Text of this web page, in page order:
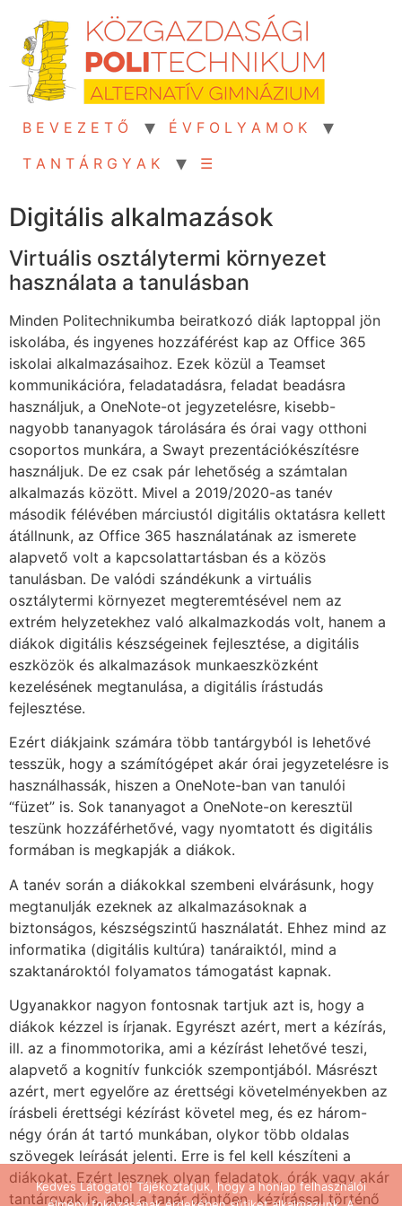
content
B E V E Z E T Ő
É V F O L Y A M O K
T A N T Á R G Y A K
☰
Digitális alkalmazások
Virtuális osztálytermi környezet
használata a tanulásban
Minden Politechnikumba beiratkozó diák laptoppal jön
iskolába, és ingyenes hozzáférést kap az Office 365
iskolai alkalmazásaihoz. Ezek közül a Teamset
kommunikációra, feladatadásra, feladat beadásra
használjuk, a OneNote-ot jegyzetelésre, kisebb-
nagyobb tananyagok tárolására és órai vagy otthoni
csoportos munkára, a Swayt prezentációkészítésre
használjuk. De ez csak pár lehetőség a számtalan
alkalmazás között. Mivel a 2019/2020-as tanév
második félévében márciustól digitális oktatásra kellett
átállnunk, az Office 365 használatának az ismerete
alapvető volt a kapcsolattartásban és a közös
tanulásban. De valódi szándékunk a virtuális
osztálytermi környezet megteremtésével nem az
extrém helyzetekhez való alkalmazkodás volt, hanem a
diákok digitális készségeinek fejlesztése, a digitális
eszközök és alkalmazások munkaeszközként
kezelésének megtanulása, a digitális írástudás
fejlesztése.
Ezért diákjaink számára több tantárgyból is lehetővé
tesszük, hogy a számítógépet akár órai jegyzetelésre is
használhassák, hiszen a OneNote-ban van tanulói
“füzet” is. Sok tananyagot a OneNote-on keresztül
teszünk hozzáférhetővé, vagy nyomtatott és digitális
formában is megkapják a diákok.
A tanév során a diákokkal szembeni elvárásunk, hogy
megtanulják ezeknek az alkalmazásoknak a
biztonságos, készségszintű használatát. Ehhez mind az
informatika (digitális kultúra) tanáraiktól, mind a
szaktanároktól folyamatos támogatást kapnak.
Ugyanakkor nagyon fontosnak tartjuk azt is, hogy a
diákok kézzel is írjanak. Egyrészt azért, mert a kézírás,
ill. az a finommotorika, ami a kézírást lehetővé teszi,
alapvető a kognitív funkciók szempontjából. Másrészt
azért, mert egyelőre az érettségi követelményekben az
írásbeli érettségi kézírást követel meg, és ez három-
négy órán át tartó munkában, olykor több oldalas
szövegek leírását jelenti. Erre is fel kell készíteni a
diákokat. Ezért lesznek olyan feladatok, órák vagy akár
tantárgyak is, ahol a tanár döntően kézírással történő
Kedves Látogató! Tájékoztatjuk, hogy a honlap felhasználói